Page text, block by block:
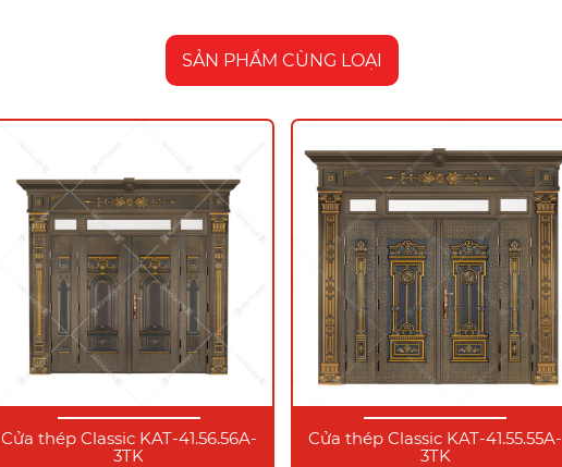
SẢN PHẨM CÙNG LOẠI
Cửa thép Classic KAT-41.56.56A-
3TK
Cửa thép Classic KAT-41.55.55A-
3TK